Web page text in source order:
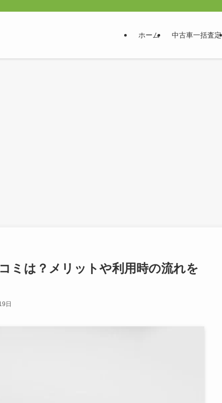
ホーム 中古車一括査定
ミは？メリットや利用時の流れを
日